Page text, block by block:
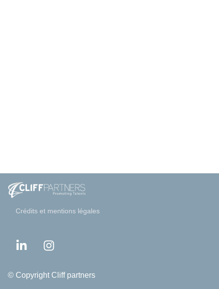
Crédits et mentions légales
© Copyright Cliff partners